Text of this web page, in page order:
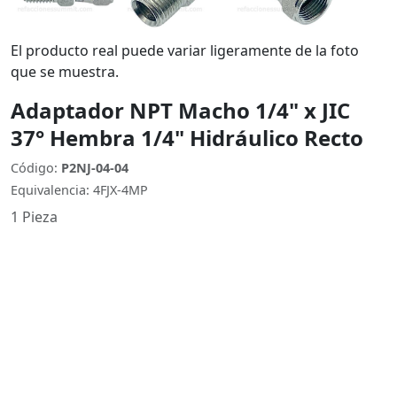
El producto real puede variar ligeramente de la foto
que se muestra.
Adaptador NPT Macho 1/4" x JIC
37° Hembra 1/4" Hidráulico Recto
Código: P2NJ-04-04
Equivalencia: 4FJX-4MP
1 Pieza